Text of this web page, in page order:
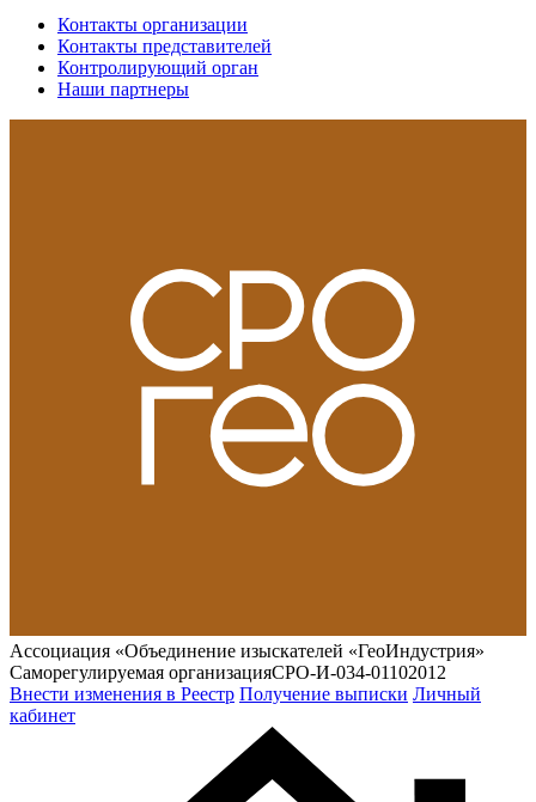
Контакты организации
Контакты представителей
Контролирующий орган
Наши партнеры
Ассоциация «Объединение изыскателей «ГеоИндустрия»
Саморегулируемая организацияСРО-И-034-01102012
Внести изменения в Реестр Получение выписки Личный
кабинет